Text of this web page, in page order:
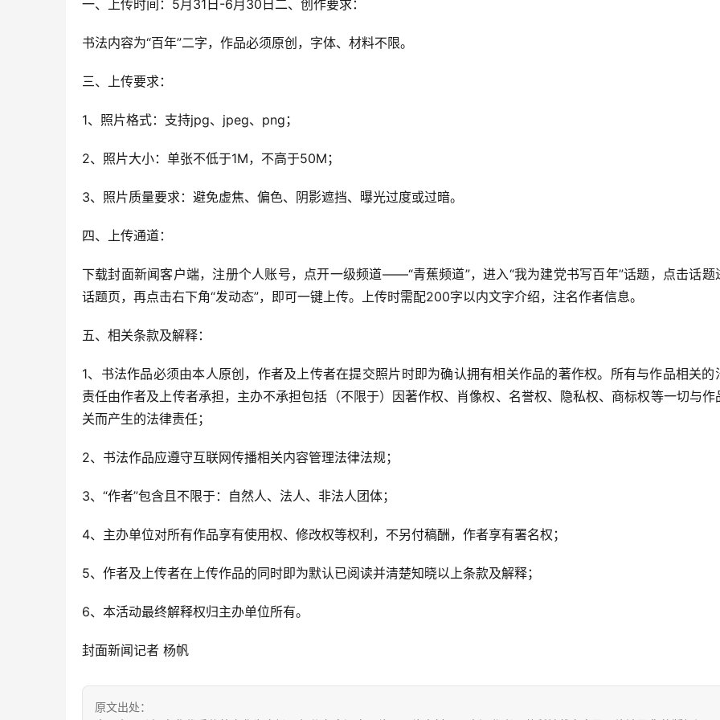
一、上传时间：5月31日-6月30日二、创作要求：
书法内容为“百年”二字，作品必须原创，字体、材料不限。
三、上传要求：
1、照片格式：支持jpg、jpeg、png；
2、照片大小：单张不低于1M，不高于50M；
3、照片质量要求：避免虚焦、偏色、阴影遮挡、曝光过度或过暗。
四、上传通道：
下载封面新闻客户端，注册个人账号，点开一级频道——“青蕉频道”，进入“我为建党书写百年”话题，点击话题
话题页，再点击右下角“发动态”，即可一键上传。上传时需配200字以内文字介绍，注名作者信息。
五、相关条款及解释：
1、书法作品必须由本人原创，作者及上传者在提交照片时即为确认拥有相关作品的著作权。所有与作品相关的
责任由作者及上传者承担，主办不承担包括（不限于）因著作权、肖像权、名誉权、隐私权、商标权等一切与作
关而产生的法律责任；
2、书法作品应遵守互联网传播相关内容管理法律法规；
3、“作者”包含且不限于：自然人、法人、非法人团体；
4、主办单位对所有作品享有使用权、修改权等权利，不另付稿酬，作者享有署名权；
5、作者及上传者在上传作品的同时即为默认已阅读并清楚知晓以上条款及解释；
6、本活动最终解释权归主办单位所有。
封面新闻记者 杨帆
原文出处：